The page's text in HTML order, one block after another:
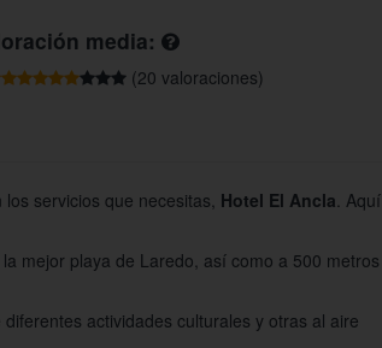
media:
(20 valoraciones)
servicios que necesitas, Hotel El Ancla. Aquí
mejor playa de Laredo, así como a 500 metros
actividades culturales y otras al aire